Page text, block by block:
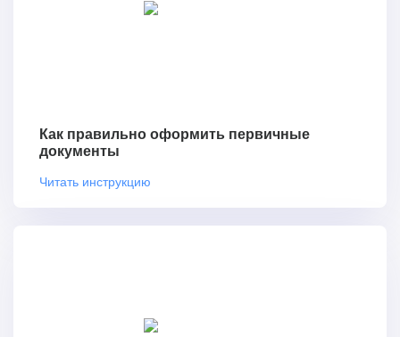
Как правильно оформить первичные
документы
Читать инструкцию